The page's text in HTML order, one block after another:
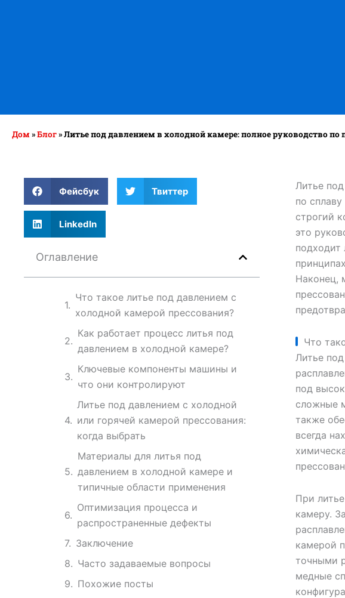
Дом»Блог»Литье под давлением в холодной камере: полное руководство по
Фейсбук Твиттер
LinkedIn
Оглавление
Что такое литье под давлением с
холодной камерой прессования?
Как работает процесс литья под
давлением в холодной камере?
Ключевые компоненты машины и
что они контролируют
Литье под давлением с холодной
или горячей камерой прессования:
когда выбрать
Материалы для литья под
давлением в холодной камере и
типичные области применения
Оптимизация процесса и
распространенные дефекты
Заключение
Часто задаваемые вопросы
Похожие посты
Литье
по
строгий
это
подходит
Наконец,
Что
Литье
под
сложные
также
всегда
При
камеру.
камерой
точными
медные